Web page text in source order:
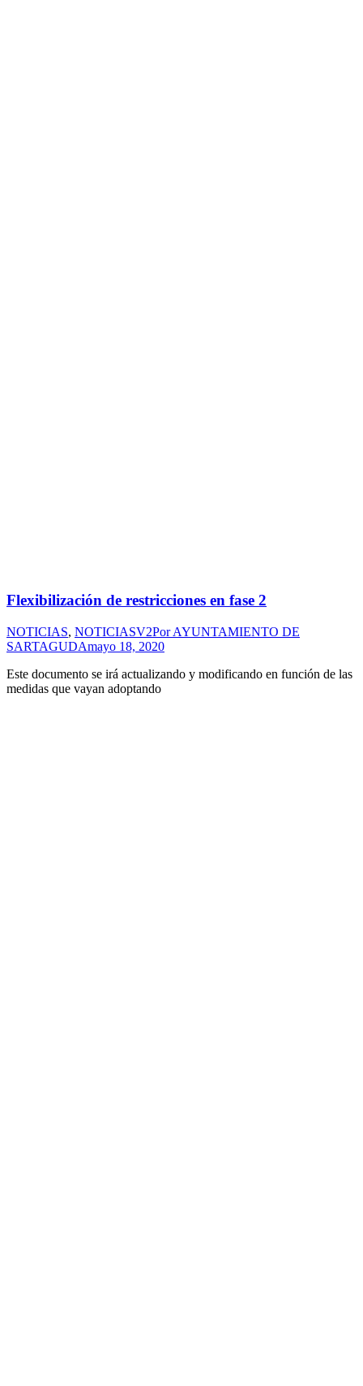
Flexibilización de restricciones en fase 2
NOTICIAS, NOTICIASV2PorAYUNTAMIENTO DE
SARTAGUDAmayo 18, 2020
Este documento se irá actualizando y modificando en función de las
medidas que vayan adoptando